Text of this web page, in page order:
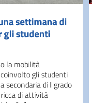
settimana di
gli studenti
la mobilità
gli studenti
secondaria di I grado
di attività